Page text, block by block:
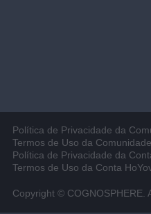
Política de Privacidade da
Termos de Uso da Comunidade
Política de Privacidade da
Termos de Uso da Conta
Copyright © COGNOSPHERE.